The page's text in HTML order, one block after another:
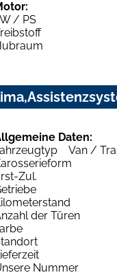
/ PS
Daten:
Van /
Zul.
der Türen
Nummer